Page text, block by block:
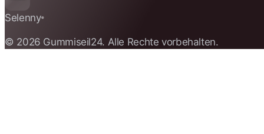
Selenny®
© 2026 Gummiseil24. Alle Rechte vorbehalten.